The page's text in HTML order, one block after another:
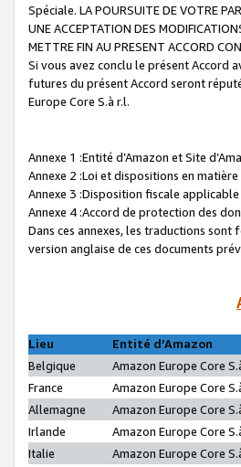
Spéciale. LA POURSUITE DE VOTRE
UNE ACCEPTATION DES
METTRE FIN AU PRESENT ACCORD
Si vous avez conclu le présent Accord
futures du présent Accord seront
Europe Core S.à r.l.
Annexe 1 :Entité d’Amazon et Site
Annexe 2 :Loi et dispositions en
Annexe 3 :Disposition fiscale applicable
Annexe 4 :Accord de protection des
Dans ces annexes, les traductions
version anglaise de ces documents
Lieu
Entité d’Amazon
Belgique
Amazon Europe Core
France
Amazon Europe Core
Allemagne
Amazon Europe Core
Irlande
Amazon Europe Core
Italie
Amazon Europe Core